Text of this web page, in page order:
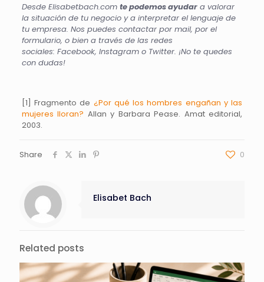
Desde Elisabetbach.com te podemos ayudara valorar
la situación de tu negocio y a interpretar el lenguaje de
tu empresa. Nos puedes contactar por mail, por el
formulario, o bien a través de las redes
sociales: Facebook, Instagramo Twitter. ¡No te quedes
con dudas!
[1] Fragmento de ¿Por qué los hombres engañan y las
mujeres lloran? Allan y Barbara Pease. Amat editorial,
2003.
Share 0
Elisabet Bach
Related posts